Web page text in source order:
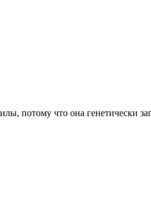
потому что она генетически